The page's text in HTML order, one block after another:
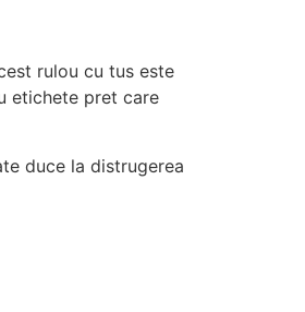
rulou cu tus este
etichete pret care
duce la distrugerea